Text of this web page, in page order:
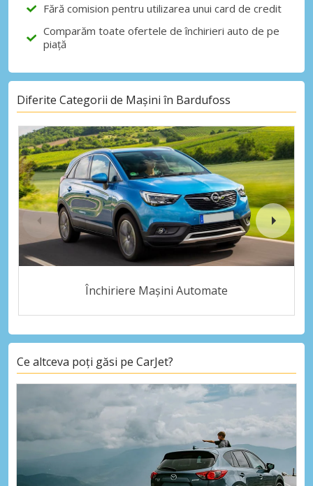
Fără comision pentru utilizarea unui card de credit
Comparăm toate ofertele de închirieri auto de pe
piață
Diferite Categorii de Mașini în Bardufoss
Închiriere Mașini Automate
Ce altceva poți găsi pe CarJet?